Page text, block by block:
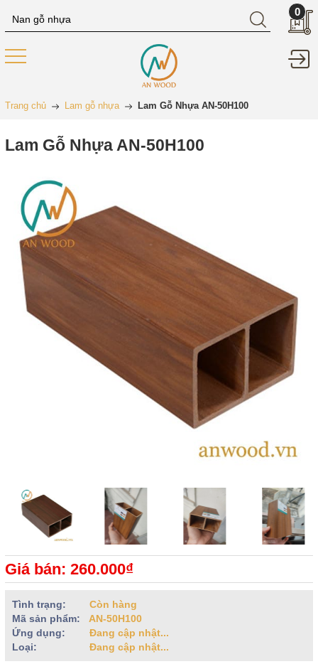
0
Trang chủ Lam gỗ nhựa Lam Gỗ Nhựa AN-50H100
Lam Gỗ Nhựa AN-50H100
Giá bán: 260.000₫
Tình trạng:
Còn hàng
Mã sản phẩm:
AN-50H100
Ứng dụng:
Đang cập nhật...
Loại:
Đang cập nhật...